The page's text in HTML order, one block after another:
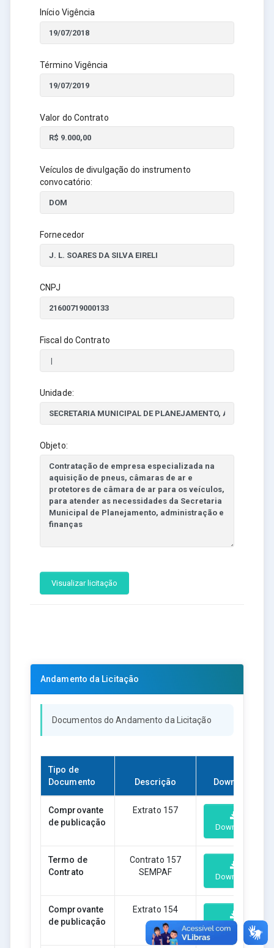
Início Vigência
Término Vigência
Valor do Contrato
Veículos de divulgação do instrumento
convocatório:
Fornecedor
CNPJ
Fiscal do Contrato
Unidade:
Objeto:
Visualizar licitação
Andamento da Licitação
Documentos do Andamento da Licitação
Tipo de
Documento
Descrição Download
Comprovante
de publicação
Extrato 157
Download
Termo de
Contrato
Contrato 157
SEMPAF
Download
Comprovante
de publicação
Extrato 154
Download